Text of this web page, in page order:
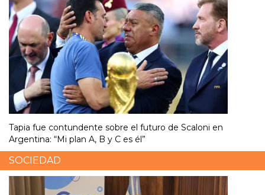
Tapia fue contundente sobre el futuro de Scaloni en
Argentina: “Mi plan A, B y C es él”
SOCIEDAD